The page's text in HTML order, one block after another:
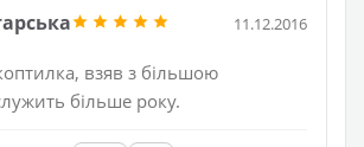
11.12.2016
взяв з більшою
більше року.